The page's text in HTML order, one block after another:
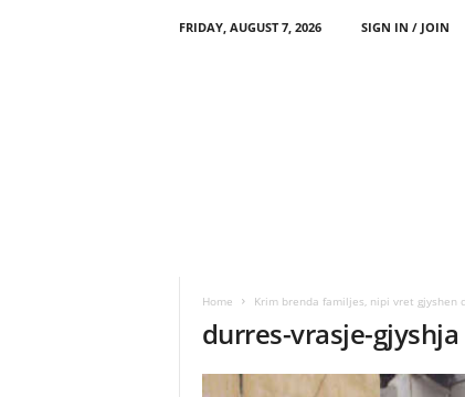
FRIDAY, AUGUST 7, 2026 SIGN IN / JOIN
Home Krim brenda familjes, nipi vret gjyshen
durres-vrasje-gjyshja